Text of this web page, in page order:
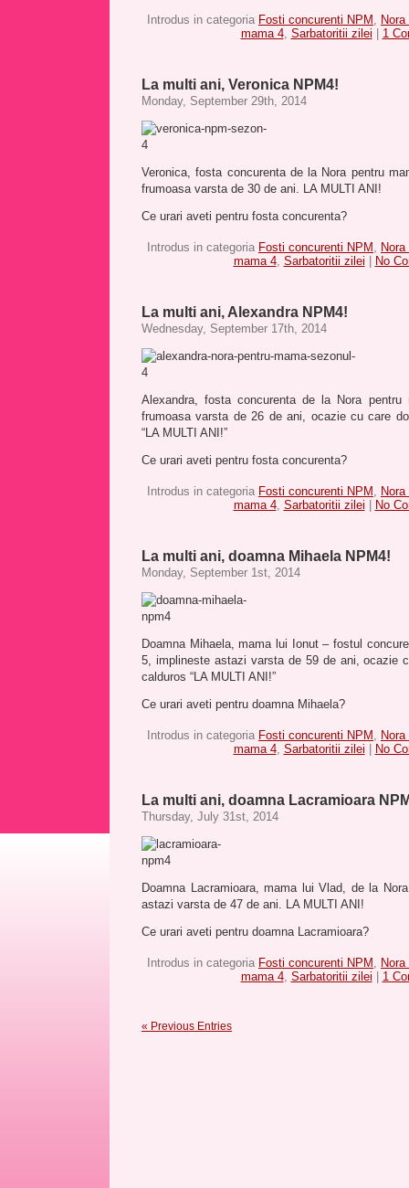
Introdus in categoria Fosti concurenti NPM ,
mama 4, Sarbatoritii zilei 1
La multi ani, Veronica NPM4!
Monday, September 29th, 2014
Veronica, fosta concurenta de la Nora pentru
frumoasa varsta de 30 de ani. LA MULTI ANI!
Ce urari aveti pentru fosta concurenta?
Introdus in categoria Fosti concurenti NPM ,
mama 4, Sarbatoritii zilei No
La multi ani, Alexandra NPM4!
Wednesday, September 17th, 2014
Alexandra, fosta concurenta de la Nora
frumoasa varsta de 26 de ani, ocazie cu care
“LA MULTI ANI!”
Ce urari aveti pentru fosta concurenta?
Introdus in categoria Fosti concurenti NPM ,
mama 4, Sarbatoritii zilei No
La multi ani, doamna Mihaela NPM4!
Monday, September 1st, 2014
Doamna Mihaela, mama lui Ionut – fostul
5, implineste astazi varsta de 59 de ani, ocazie
calduros “LA MULTI ANI!”
Ce urari aveti pentru doamna Mihaela?
Introdus in categoria Fosti concurenti NPM ,
mama 4, Sarbatoritii zilei No
La multi ani, doamna Lacramioara
Thursday, July 31st, 2014
Doamna Lacramioara, mama lui Vlad, de la
astazi varsta de 47 de ani. LA MULTI ANI!
Ce urari aveti pentru doamna Lacramioara?
Introdus in categoria Fosti concurenti NPM ,
mama 4, Sarbatoritii zilei 1
« Previous Entries